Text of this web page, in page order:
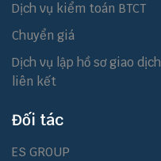
Dịch vụ kiểm toán BTCT
Chuyển giá
Dịch vụ lập hồ sơ giao dịch
liên kết
Đối tác
ES GROUP